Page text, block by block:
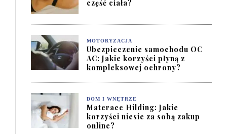
część ciała?
MOTORYZACJA
Ubezpieczenie samochodu OC
AC: Jakie korzyści płyną z
kompleksowej ochrony?
DOM I WNĘTRZE
Materace Hilding: Jakie
korzyści niesie za sobą zakup
online?